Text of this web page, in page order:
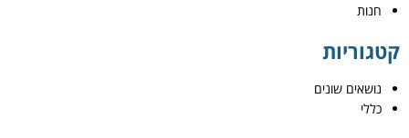
חנות
קטגוריות
נושאים שונים
כללי